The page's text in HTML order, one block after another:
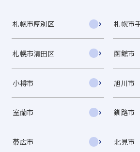
札幌市厚別区 札幌市
札幌市清田区 函館市
小樽市 旭川市
室蘭市 釧路市
帯広市 北見市